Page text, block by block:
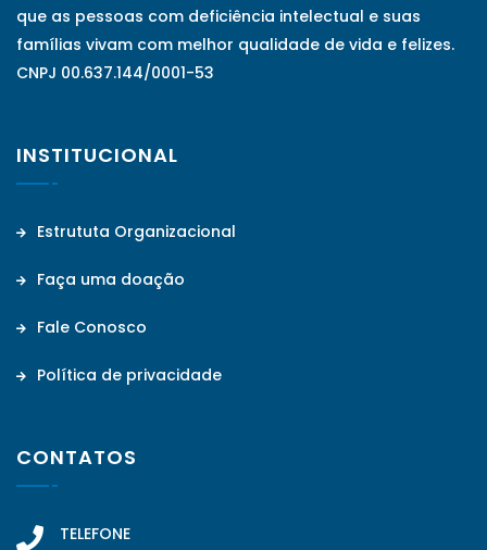
que as pessoas com deficiência intelectual e suas
famílias vivam com melhor qualidade de vida e felizes.
CNPJ 00.637.144/0001-53
INSTITUCIONAL
Estrututa Organizacional
Faça uma doação
Fale Conosco
Política de privacidade
CONTATOS
TELEFONE